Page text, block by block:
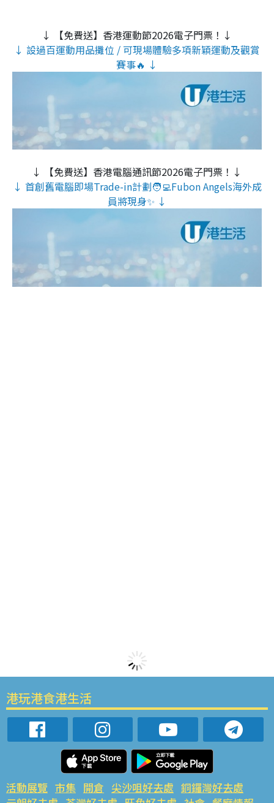
↓ 【免費送】香港運動節2026電子門票！↓
↓ 設過百運動用品攤位 / 可現場體驗多項新穎運動及觀賞
賽事🔥 ↓
↓ 【免費送】香港電腦通訊節2026電子門票！↓
↓ 首創舊電腦即場Trade-in計劃🧑‍💻Fubon Angels海外成
員將現身✨ ↓
港玩港食港生活
活動展覽 市集 開倉 尖沙咀好去處 銅鑼灣好去處